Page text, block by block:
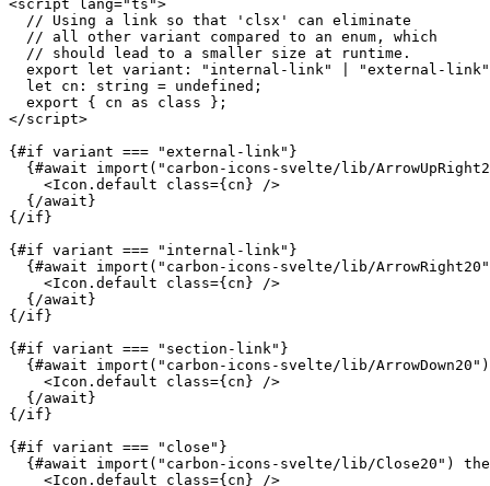
<!--
  Source: https://carbon-icons-svelte.onrender.com/
-->
<script lang="ts">
  // Using a link so that 'clsx' can eliminate
  // all other variant compared to an enum, which
  // should lead to a smaller size at runtime.
export let variant: "internal-link" | "external-
  let cn: string = undefined;
  export { cn as class };
</script>
{#if variant === "external-link"}
{#await import("carbon-icons-svelte/lib/
    <Icon.default class={cn} />
  {/await}
{/if}
{#if variant === "internal-link"}
{#await import("carbon-icons-svelte/lib/
    <Icon.default class={cn} />
  {/await}
{/if}
{#if variant === "section-link"}
{#await import("carbon-icons-svelte/lib/
    <Icon.default class={cn} />
  {/await}
{/if}